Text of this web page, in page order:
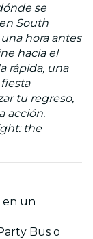
se
South
hora antes
hacia el
rápida, una
tu regreso,
acción.
the
en un
Bus o